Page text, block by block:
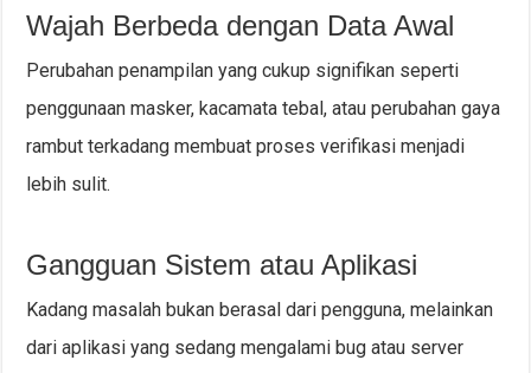
Wajah Berbeda dengan Data Awal
Perubahan penampilan yang cukup signifikan seperti
penggunaan masker, kacamata tebal, atau perubahan gaya
rambut terkadang membuat proses verifikasi menjadi
lebih sulit.
Gangguan Sistem atau Aplikasi
Kadang masalah bukan berasal dari pengguna, melainkan
dari aplikasi yang sedang mengalami bug atau server